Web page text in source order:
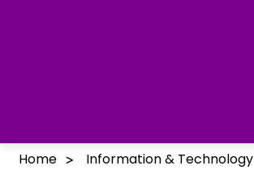
Home Information & Technology